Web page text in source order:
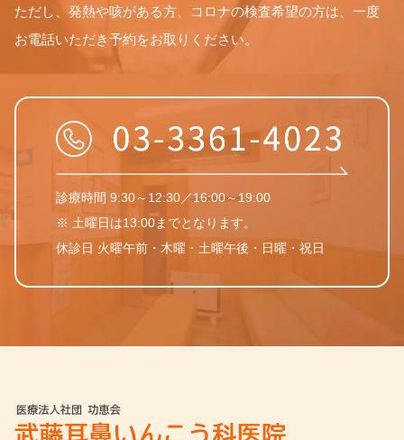
ただし、発熱や咳がある方、コロナの検査希望の方は、一度
お電話いただき予約をお取りください。
診療時間 9:30～12:30／16:00～19:00
※ 土曜日は13:00までとなります。
休診日 火曜午前・木曜・土曜午後・日曜・祝日